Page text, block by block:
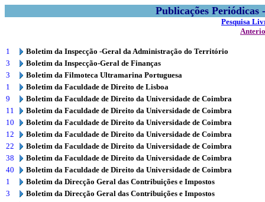
Publicações
Pesquisa
1
Boletim da Inspecção -Geral da Administração do Território
3
Boletim da Inspecção-Geral de Finanças
3
Boletim da Filmoteca Ultramarina Portuguesa
1
Boletim da Faculdade de Direito de Lisboa
9
Boletim da Faculdade de Direito da Universidade de Coimbra
11
Boletim da Faculdade de Direito da Universidade de Coimbra
10
Boletim da Faculdade de Direito da Universidade de Coimbra
12
Boletim da Faculdade de Direito da Universidade de Coimbra
22
Boletim da Faculdade de Direito da Universidade de Coimbra
38
Boletim da Faculdade de Direito da Universidade de Coimbra
40
Boletim da Faculdade de Direito da Universidade de Coimbra
1
Boletim da Direcção Geral das Contribuições e Impostos
3
Boletim da Direcção Geral das Contribuições e Impostos